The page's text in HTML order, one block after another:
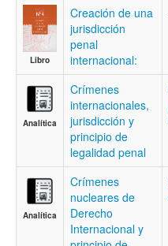
Libro
Creación de una
jurisdicción
penal
internacional:
Analítica
Crímenes
internacionales,
jurisdicción y
principio de
legalidad penal
Analítica
Crímenes
nucleares de
Derecho
Internacional y